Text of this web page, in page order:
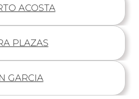
ACOSTA
PLAZAS
GARCIA